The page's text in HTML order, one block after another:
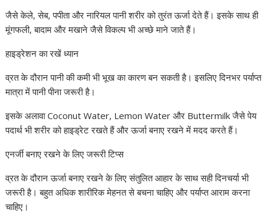
जैसे केले, सेब, पपीता और नारियल पानी शरीर को तुरंत ऊर्जा देते हैं। इसके साथ ही
मूंगफली, बादाम और मखाने जैसे विकल्प भी अच्छे माने जाते हैं।
हाइड्रेशन का रखें ध्यान
व्रत के दौरान पानी की कमी भी भूख का कारण बन सकती है। इसलिए दिनभर पर्याप्त
मात्रा में पानी पीना जरूरी है।
इसके अलावा Coconut Water, Lemon Water और Buttermilk जैसे पेय
पदार्थ भी शरीर को हाइड्रेट रखते हैं और ऊर्जा बनाए रखने में मदद करते हैं।
एनर्जी बनाए रखने के लिए जरूरी टिप्स
व्रत के दौरान ऊर्जा बनाए रखने के लिए संतुलित आहार के साथ सही दिनचर्या भी
जरूरी है। बहुत अधिक शारीरिक मेहनत से बचना चाहिए और पर्याप्त आराम करना
चाहिए।